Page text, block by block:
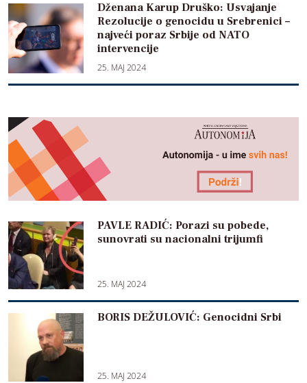
Dženana Karup Druško: Usvajanje
Rezolucije o genocidu u Srebrenici –
najveći poraz Srbije od NATO
intervencije
25. MAJ 2024
PAVLE RADIĆ: Porazi su pobede,
sunovrati su nacionalni trijumfi
25. MAJ 2024
BORIS DEŽULOVIĆ: Genocidni Srbi
25. MAJ 2024